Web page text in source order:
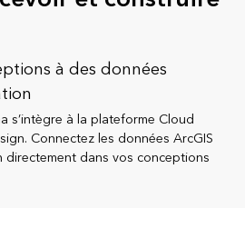
à des données
s’intègre à la plateforme Cloud
Connectez les données ArcGIS
directement dans vos conceptions